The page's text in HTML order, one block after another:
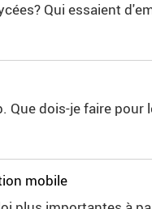
Qui essaient
dois-je faire pour
mobile